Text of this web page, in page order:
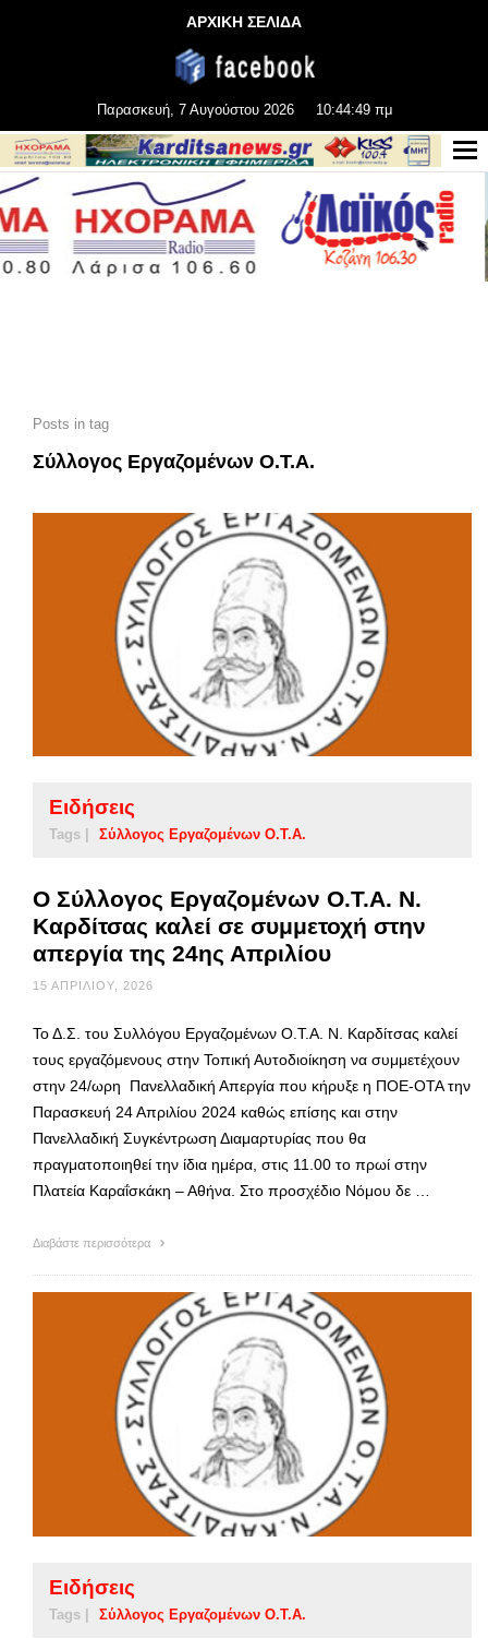
ΑΡΧΙΚΗ ΣΕΛΙΔΑ
Παρασκευή, 7 Αυγούστου 2026 10:44:50 πμ
Posts in tag
Σύλλογος Εργαζομένων Ο.Τ.Α.
Ειδήσεις
Tags | Σύλλογος Εργαζομένων Ο.Τ.Α.
Ο Σύλλογος Εργαζομένων Ο.Τ.Α. Ν.
Καρδίτσας καλεί σε συμμετοχή στην
απεργία της 24ης Απριλίου
15 ΑΠΡΙΛΊΟΥ, 2026
Το Δ.Σ. του Συλλόγου Εργαζομένων Ο.Τ.Α. Ν. Καρδίτσας καλεί
τους εργαζόμενους στην Τοπική Αυτοδιοίκηση να συμμετέχουν
στην 24/ωρη Πανελλαδική Απεργία που κήρυξε η ΠΟΕ-ΟΤΑ την
Παρασκευή 24 Απριλίου 2024 καθώς επίσης και στην
Πανελλαδική Συγκέντρωση Διαμαρτυρίας που θα
πραγματοποιηθεί την ίδια ημέρα, στις 11.00 το πρωί στην
Πλατεία Καραΐσκάκη – Αθήνα. Στο προσχέδιο Νόμου δε …
Διαβάστε περισσότερα
Ειδήσεις
Tags | Σύλλογος Εργαζομένων Ο.Τ.Α.